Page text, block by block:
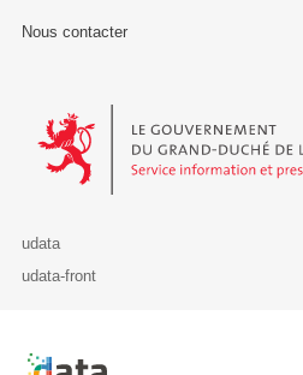
Nous contacter
Le Gouvernement du Grand-
udata
udata-front
Retour à l'accueil de